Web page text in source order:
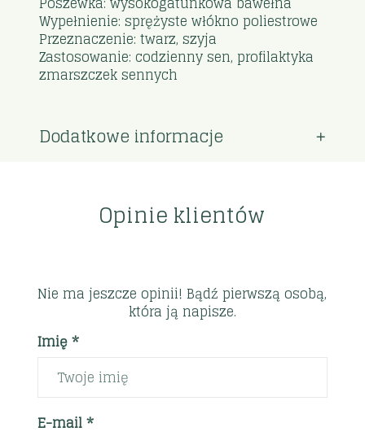
Wypełnienie: sprężyste włókno poliestrowe
Przeznaczenie: twarz, szyja
Zastosowanie: codzienny sen, profilaktyka
zmarszczek sennych
Dodatkowe informacje
Opinie klientów
Nie ma jeszcze opinii! Bądź pierwszą osobą,
która ją napisze.
Imię *
E-mail *